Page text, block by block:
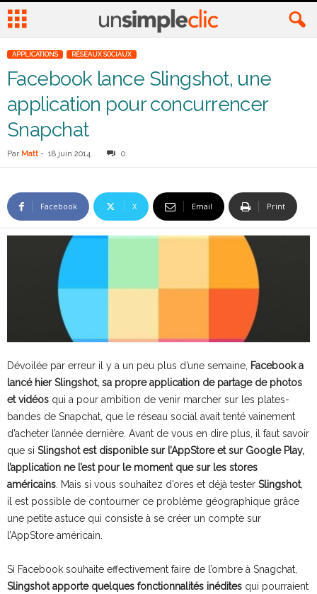
APPLICATIONS RÉSEAUX SOCIAUX
Facebook lance Slingshot, une
application pour concurrencer
Snapchat
Par Matt - 18 juin 2014 0
Facebook X Email Print
Dévoilée par erreur il y a un peu plus d’une semaine, Facebook a
lancé hier Slingshot, sa propre application de partage de photos
et vidéos qui a pour ambition de venir marcher sur les plates-
bandes de Snapchat, que le réseau social avait tenté vainement
d’acheter l’année dernière. Avant de vous en dire plus, il faut savoir
que si Slingshot est disponible sur l’AppStore et sur Google Play,
l’application ne l’est pour le moment que sur les stores
américains . Mais si vous souhaitez d’ores et déjà tester Slingshot,
il est possible de contourner ce problème géographique grâce
une petite astuce qui consiste à se créer un compte sur
l’AppStore américain.
Si Facebook souhaite effectivement faire de l’ombre à Snagchat,
Slingshot apporte quelques fonctionnalités inédites qui pourraient